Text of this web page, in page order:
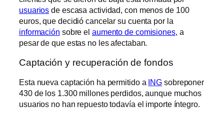
usuarios de escasa actividad, con menos de 100
euros, que decidió cancelar su cuenta por la
información sobre el aumento de comisiones, a
pesar de que estas no les afectaban.
Captación y recuperación de fondos
Esta nueva captación ha permitido a ING sobreponer
430 de los 1.300 millones perdidos, aunque muchos
usuarios no han repuesto todavía el importe íntegro.